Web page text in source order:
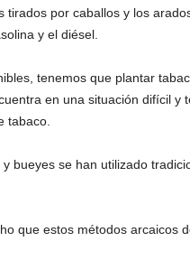
tirados por caballos y los
y el diésel.
tenemos que plantar
en una situación difícil y
tabaco.
bueyes se han utilizado
que estos métodos arcaicos